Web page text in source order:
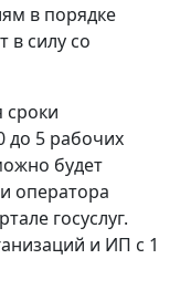
в порядке
в силу со
сроки
до 5 рабочих
будет
оператора
госуслуг.
и ИП с 1